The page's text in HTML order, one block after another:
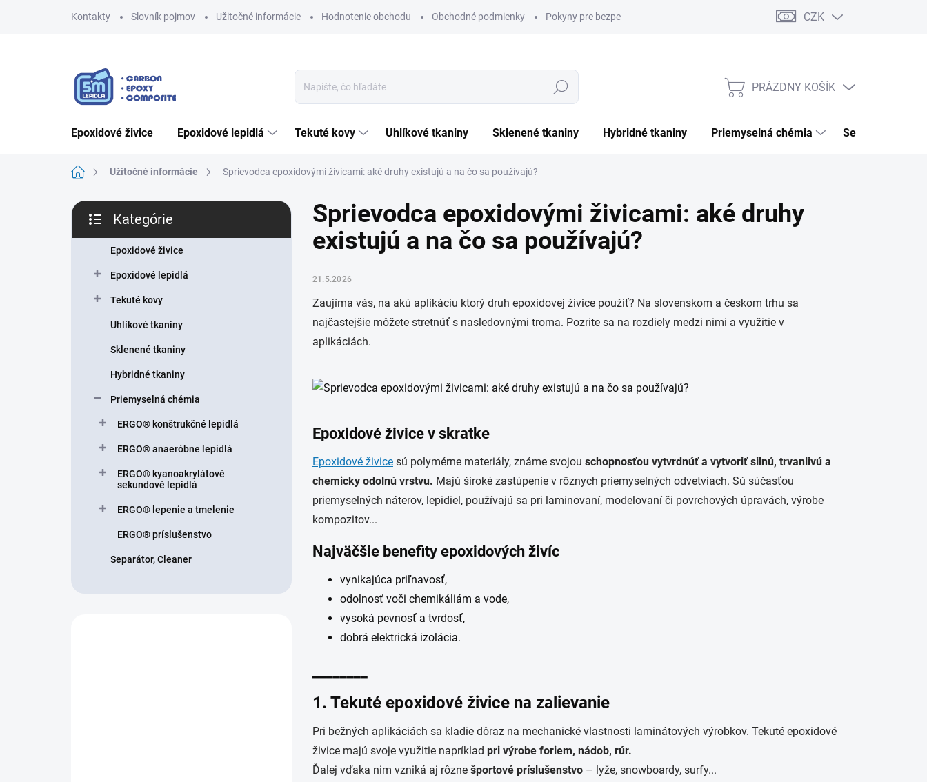
Kontakty Slovník pojmov Užitočné informácie Hodnotenie obchodu Obchodné podmienky Pokyny pre bezpečnosť Podmienky ochrany osobných údajov
CZK
Hľadať
NÁKUPNÝ
PRÁZDNY KOŠÍK
epoxidové živice epoxidové lepidlá tekuté kovy uhlíkové tkaniny sklenené tkaniny hybridné tkaniny priemyselná chémia separátor,
DomovUžitočné informácie Sprievodca epoxidovými živicami: aké druhy existujú a na čo sa používajú?
B
č
kategórie
Kategórie
Epoxidové živice
Epoxidové lepidlá
Tekuté kovy
Uhlíkové tkaniny
Sklenené tkaniny
Hybridné tkaniny
Priemyselná chémia
ERGO® konštrukčné lepidlá
ERGO® anaeróbne lepidlá
ERGO® kyanoakrylátové
sekundové lepidlá
ERGO® lepenie a tmelenie
ERGO® príslušenstvo
Separátor, Cleaner
Sprievodca epoxidovými živicami: aké druhy
existujú a na čo sa používajú?
21.5.2026
Zaujíma vás, na akú aplikáciu ktorý druh epoxidovej živice použiť? Na slovenskom a českom trhu sa
najčastejšie môžete stretnúť s nasledovnými troma. Pozrite sa na rozdiely medzi nimi a využitie v
aplikáciách.
Epoxidové živice v skratke
Epoxidové živice sú polymérne materiály, známe svojou schopnosťou vytvrdnúť a vytvoriť silnú, trvanlivú a
chemicky odolnú vrstvu. Majú široké zastúpenie v rôznych priemyselných odvetviach. Sú súčasťou
priemyselných náterov, lepidiel, používajú sa pri laminovaní, modelovaní či povrchových úpravách, výrobe
kompozitov...
Najväčšie benefity epoxidových živíc
vynikajúca priľnavosť,
odolnosť voči chemikáliám a vode,
vysoká pevnosť a tvrdosť,
dobrá elektrická izolácia.
1. Tekuté epoxidové živice na zalievanie
Pri bežných aplikáciách sa kladie dôraz na mechanické vlastnosti laminátových výrobkov. Tekuté epoxidové
živice majú svoje využitie napríklad pri výrobe foriem, nádob, rúr.
Ďalej vďaka nim vzniká aj rôzne športové príslušenstvo – lyže, snowboardy, surfy...